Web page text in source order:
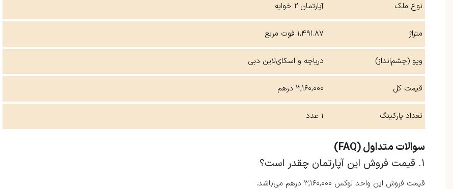
نوع ملک آپارتمان ۲ خوابه
متراژ ۱,۴۹۱.۸۷ فوت مربع
ویو (چشم‌انداز) دریاچه و اسکای‌لاین دبی
قیمت کل ۳,۱۶۰,۰۰۰ درهم
تعداد پارکینگ ۱ عدد
سوالات متداول (FAQ)
۱. قیمت فروش این آپارتمان چقدر است؟
قیمت فروش این واحد لوکس ۳,۱۶۰,۰۰۰ درهم می‌باشد.